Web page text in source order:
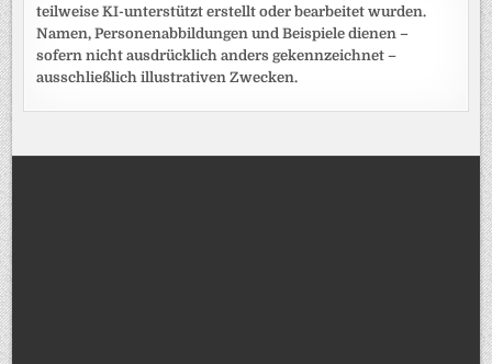
teilweise KI-unterstützt erstellt oder bearbeitet wurden.
Namen, Personenabbildungen und Beispiele dienen –
sofern nicht ausdrücklich anders gekennzeichnet –
ausschließlich illustrativen Zwecken.